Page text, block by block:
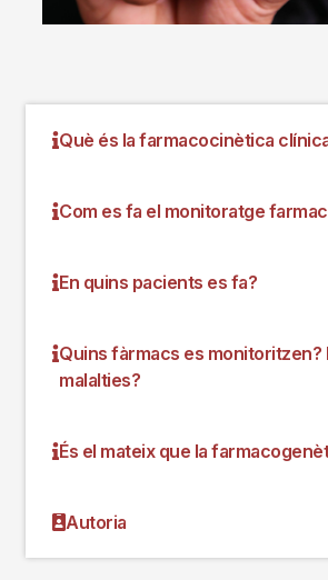
Què és la farmacocinètica
Com es fa el monitoratge
En quins pacients es fa?
Quins fàrmacs es monitoritzen?
malalties?
És el mateix que la
Autoria